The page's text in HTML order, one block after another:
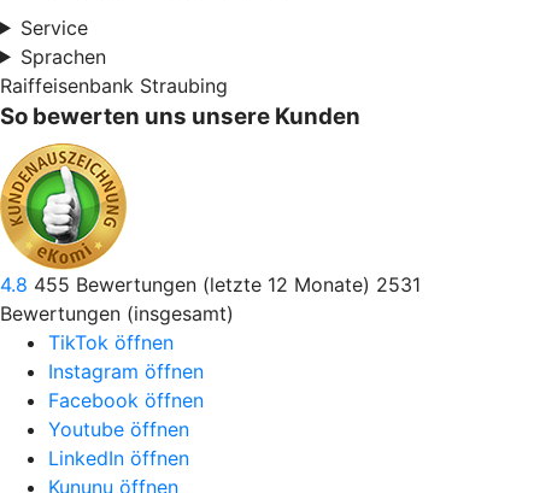
Service
Sprachen
Raiffeisenbank Straubing
So bewerten uns unsere Kunden
4.8 455 Bewertungen (letzte 12 Monate) 2531
Bewertungen (insgesamt)
TikTok öffnen
Instagram öffnen
Facebook öffnen
Youtube öffnen
LinkedIn öffnen
Kununu öffnen